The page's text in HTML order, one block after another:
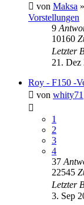
von Maksa
Vorstellungen
9
10160
Letzter
21. Dez
Roy - F150 -
von whity71
1
2
3
4
37
22545
Letzter
3. Sep